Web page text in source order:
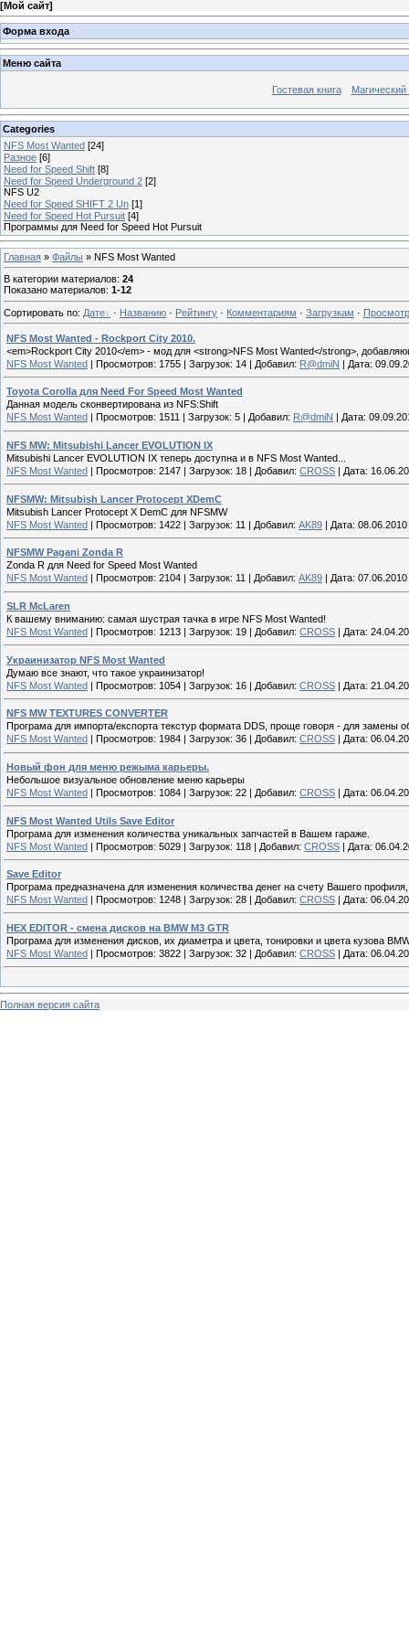
[Мой сайт]
Форма входа
Меню сайта
Гостевая книга Магический
Categories
NFS Most Wanted [24]
Разное [6]
Need for Speed Shift [8]
Need for Speed Underground 2 [2]
NFS U2
Need for Speed SHIFT 2 Un [1]
Need for Speed Hot Pursuit [4]
Программы для Need for Speed Hot Pursuit
Главная » Файлы » NFS Most Wanted
В категории материалов: 24
Показано материалов: 1-12
Сортировать по: Дате · Названию · Рейтингу · Комментариям · Загрузкам ·
NFS Most Wanted - Rockport City 2010.
<em>Rockport City 2010</em> - мод для <strong>NFS Most Wanted</strong>,
NFS Most Wanted | Просмотров: 1755 | Загрузок: 14 | Добавил: R@dmiN | Дата:
Toyota Corolla для Need For Speed Most Wanted
Данная модель cконвертированa из NFS:Shift
NFS Most Wanted
Просмотров: 1511 Загрузок: 5 Добавил: R@dmiN Дата:
NFS MW: Mitsubishi Lancer EVOLUTION IX
Mitsubishi Lancer EVOLUTION IX теперь доступна и в NFS Most Wanted...
NFS Most Wanted | Просмотров: 2147 | Загрузок: 18 | Добавил: CROSS | Дата:
NFSMW: Mitsubish Lancer Protocept XDemC
Mitsubish Lancer Protocept X DemC для NFSMW
NFS Most Wanted | Просмотров: 1422 | Загрузок: 11 | Добавил: AK89 | Дата: 08.06.2010
NFSMW Pagani Zonda R
Zonda R для Need for Speed Most Wanted
NFS Most Wanted
Просмотров: 2104 Загрузок: 11 Добавил: AK89 Дата: 07.06.2010
SLR McLaren
К вашему вниманию: самая шустрая тачка в игре NFS Most Wanted!
NFS Most Wanted | Просмотров: 1213 | Загрузок: 19 | Добавил: CROSS | Дата:
Украинизатор NFS Most Wanted
Думаю все знают, что такое украинизатор!
NFS Most Wanted | Просмотров: 1054 | Загрузок: 16 | Добавил: CROSS | Дата:
NFS MW TEXTURES CONVERTER
Програма для импорта/експорта текстур формата DDS, проще говоря - для замены
NFS Most Wanted | Просмотров: 1984 | Загрузок: 36 | Добавил: CROSS | Дата:
Новый фон для меню режыма карьеры.
Небольшое визуальное обновление меню карьеры
NFS Most Wanted | Просмотров: 1084 | Загрузок: 22 | Добавил: CROSS | Дата:
NFS Most Wanted Utils Save Editor
Програма для изменения количества уникальных запчастей в Вашем гараже.
NFS Most Wanted | Просмотров: 5029 | Загрузок: 118 | Добавил: CROSS | Дата:
Save Editor
Програма предназначена для изменения количества денег на счету Вашего
NFS Most Wanted | Просмотров: 1248 | Загрузок: 28 | Добавил: CROSS | Дата:
HEX EDITOR - смена дисков на BMW M3 GTR
Програма для изменения дисков, их диаметра и цвета, тонировки и цвета кузова
NFS Most Wanted | Просмотров: 3822 | Загрузок: 32 | Добавил: CROSS | Дата:
Полная версия сайта